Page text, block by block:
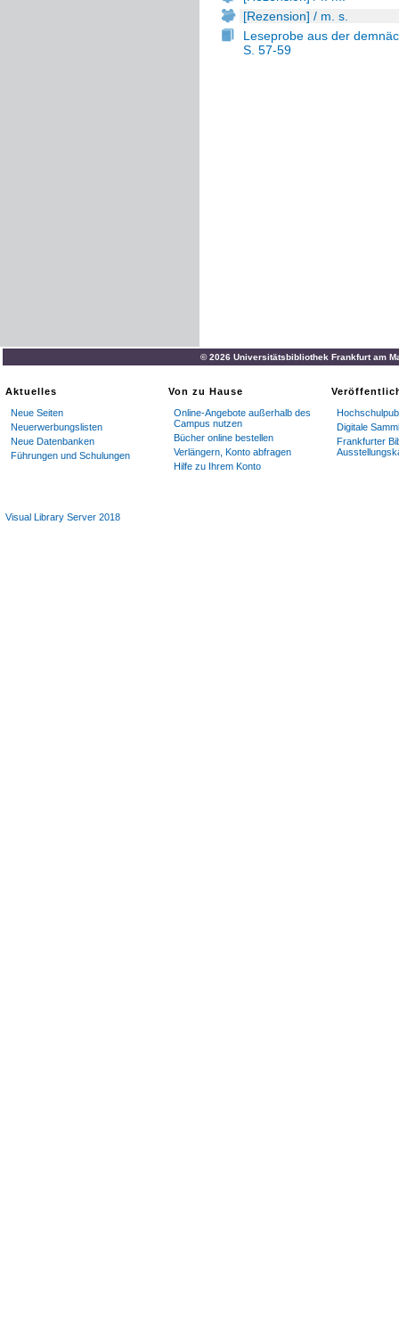
[Rezension] / m. s.
Leseprobe aus der
S. 57-59
© 2026 Universitätsbibliothek Frankfurt am
Aktuelles
Neue Seiten
Neuerwerbungslisten
Neue Datenbanken
Führungen und Schulungen
Von zu Hause
Online-Angebote außerhalb des
Campus nutzen
Bücher online bestellen
Verlängern, Konto abfragen
Hilfe zu Ihrem Konto
Digitale
Frankfurter
Visual Library Server 2018